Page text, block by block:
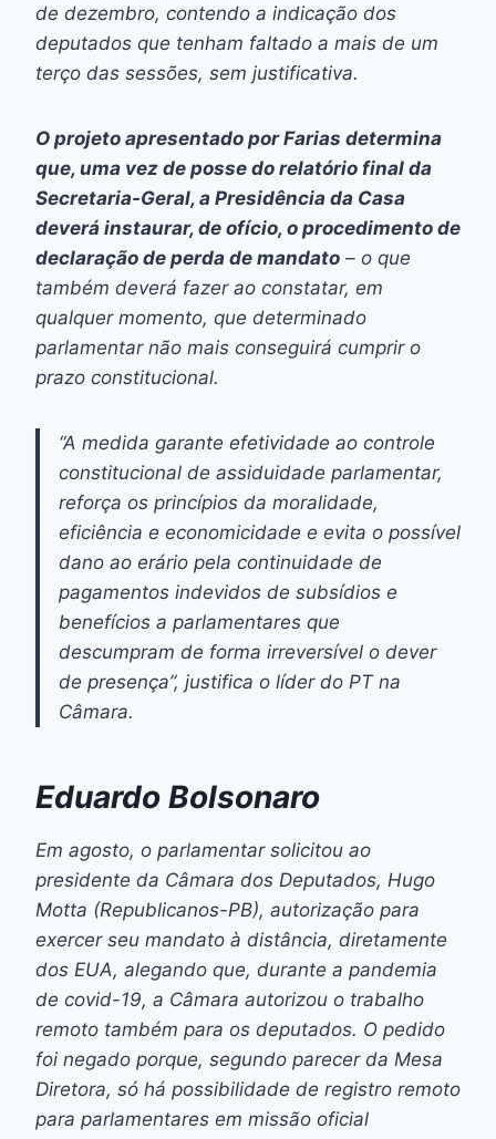
de dezembro, contendo a indicação dos
deputados que tenham faltado a mais de um
terço das sessões, sem justificativa.
O projeto apresentado por Farias determina
que, uma vez de posse do relatório final da
Secretaria-Geral, a Presidência da Casa
deverá instaurar, de ofício, o procedimento de
declaração de perda de mandato – o que
também deverá fazer ao constatar, em
qualquer momento, que determinado
parlamentar não mais conseguirá cumprir o
prazo constitucional.
“A medida garante efetividade ao controle
constitucional de assiduidade parlamentar,
reforça os princípios da moralidade,
eficiência e economicidade e evita o possível
dano ao erário pela continuidade de
pagamentos indevidos de subsídios e
benefícios a parlamentares que
descumpram de forma irreversível o dever
de presença”, justifica o líder do PT na
Câmara.
Eduardo Bolsonaro
Em agosto, o parlamentar solicitou ao
presidente da Câmara dos Deputados, Hugo
Motta (Republicanos-PB), autorização para
exercer seu mandato à distância, diretamente
dos EUA, alegando que, durante a pandemia
de covid-19, a Câmara autorizou o trabalho
remoto também para os deputados. O pedido
foi negado porque, segundo parecer da Mesa
Diretora, só há possibilidade de registro remoto
para parlamentares em missão oficial